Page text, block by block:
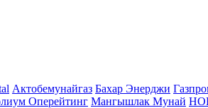
Актобемунайгаз Бахар Энерджи
Оперейтинг Мангышлак Мунай